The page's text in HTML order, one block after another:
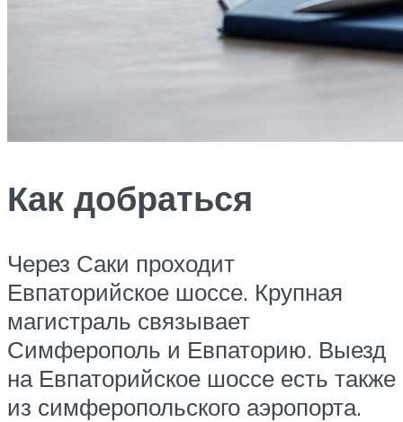
Как добраться
Через Саки проходит
Евпаторийское шоссе. Крупная
магистраль связывает
Симферополь и Евпаторию. Выезд
на Евпаторийское шоссе есть также
из симферопольского аэропорта.